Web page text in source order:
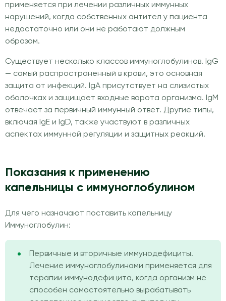
применяется при лечении различных иммунных
нарушений, когда собственных антител у пациента
недостаточно или они не работают должным
образом.
Существует несколько классов иммуноглобулинов. IgG
— самый распространенный в крови, это основная
защита от инфекций. IgA присутствует на слизистых
оболочках и защищает входные ворота организма. IgM
отвечает за первичный иммунный ответ. Другие типы,
включая IgE и IgD, также участвуют в различных
аспектах иммунной регуляции и защитных реакций.
Показания к применению
капельницы с иммуноглобулином
Для чего назначают поставить капельницу
Иммуноглобулин:
Первичные и вторичные иммунодефициты.
Лечение иммуноглобулинами применяется для
терапии иммунодефицита, когда организм не
способен самостоятельно вырабатывать